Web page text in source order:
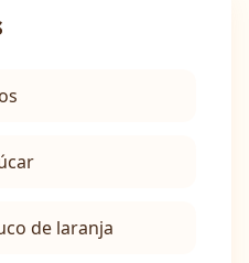
de laranja